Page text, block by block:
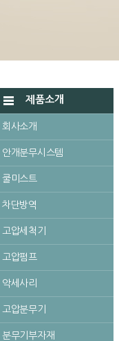
제품소개
회사소개
안개분무시스템
쿨미스트
차단방역
고압세척기
고압펌프
악세사리
고압분무기
분무기부자재